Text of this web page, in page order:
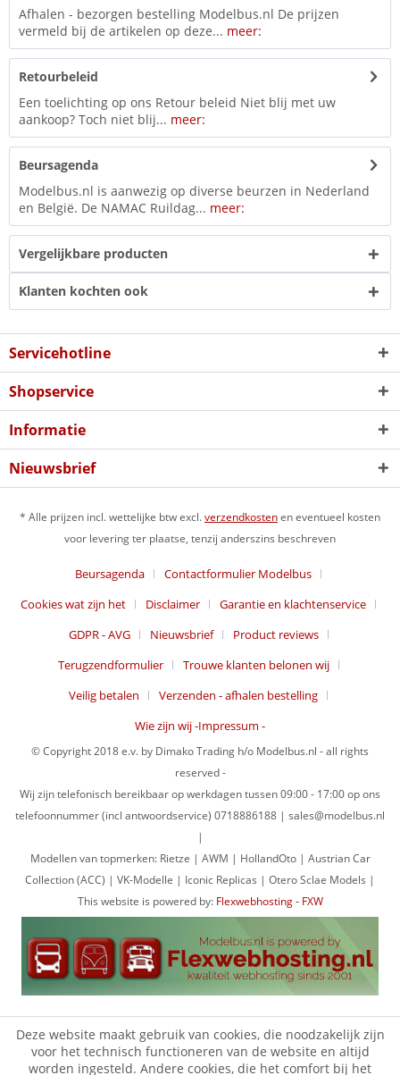
Afhalen - bezorgen bestelling Modelbus.nl De prijzen
vermeld bij de artikelen op deze... meer:
Retourbeleid
Een toelichting op ons Retour beleid Niet blij met uw
aankoop? Toch niet blij... meer:
Beursagenda
Modelbus.nl is aanwezig op diverse beurzen in Nederland
en België. De NAMAC Ruildag... meer:
Vergelijkbare producten
Klanten kochten ook
Servicehotline
Shopservice
Informatie
Nieuwsbrief
* Alle prijzen incl. wettelijke btw excl.verzendkostenen eventueel kosten
voor levering ter plaatse, tenzij anderszins beschreven
Beursagenda
Contactformulier Modelbus
Cookies wat zijn het
Disclaimer
Garantie en klachtenservice
GDPR - AVG
Nieuwsbrief
Product reviews
Terugzendformulier
Trouwe klanten belonen wij
Veilig betalen
Verzenden - afhalen bestelling
Wie zijn wij -Impressum -
© Copyright 2018 e.v. by Dimako Trading h/o Modelbus.nl - all rights
reserved -
Wij zijn telefonisch bereikbaar op werkdagen tussen 09:00 - 17:00 op ons
telefoonnummer (incl antwoordservice) 0718886188 | sales@modelbus.nl
|
Modellen van topmerken: Rietze | AWM | HollandOto | Austrian Car
Collection (ACC) | VK-Modelle | Iconic Replicas | Otero Sclae Models |
This website is powered by: Flexwebhosting - FXW
Deze website maakt gebruik van cookies, die noodzakelijk zijn
voor het technisch functioneren van de website en altijd
worden ingesteld. Andere cookies, die het comfort bij het